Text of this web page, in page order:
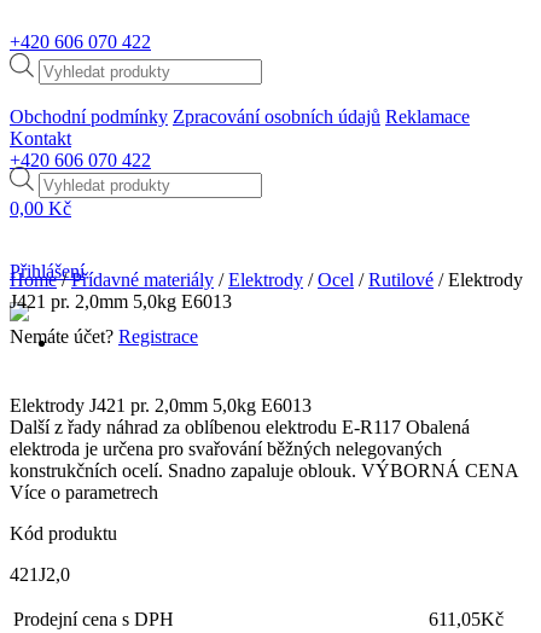
+420 606 070 422
Products
search
Obchodní podmínky Zpracování osobních údajů Reklamace
Kontakt
+420 606 070 422
Products
search
0,00 Kč
Přihlášení
Nemáte účet? Registrace
Home/Přídavné materiály /Elektrody /Ocel /Rutilové / Elektrody
J421 pr. 2,0mm 5,0kg E6013
Elektrody J421 pr. 2,0mm 5,0kg E6013
Další z řady náhrad za oblíbenou elektrodu E-R117 Obalená
elektroda je určena pro svařování běžných nelegovaných
konstrukčních ocelí. Snadno zapaluje oblouk. VÝBORNÁ CENA
Více o parametrech
Kód produktu
421J2,0
Prodejní cena s DPH
611,05Kč